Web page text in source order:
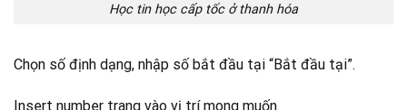
Học tin học cấp tốc ở thanh hóa
Chọn số định dạng, nhập số bắt đầu tại “Bắt đầu tại”.
Insert number trang vào vị trí mong muốn.